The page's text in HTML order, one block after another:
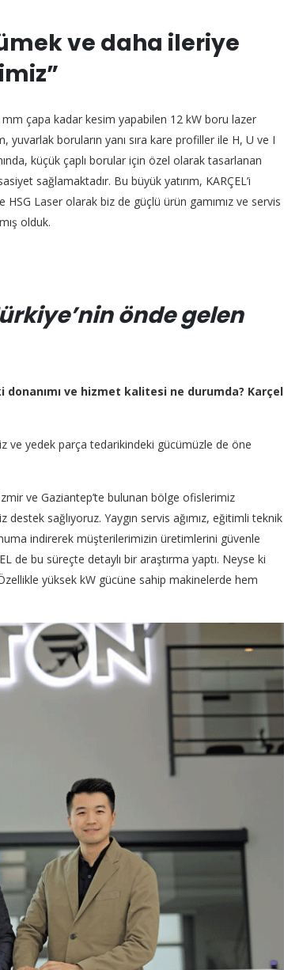
ve daha ileriye
çapa kadar kesim yapabilen 12 kW boru lazer
boruların yanı sıra kare profiller ile H, U ve I
küçük çaplı borular için özel olarak tasarlanan
sağlamaktadır. Bu büyük yatırım, KARÇEL’i
Laser olarak biz de güçlü ürün gamımız ve servis
olduk.
önde gelen
ve hizmet kalitesi ne durumda? Karçel
ve yedek parça tedarikindeki gücümüzle de öne
ve Gaziantep’te bulunan bölge ofislerimiz
sağlıyoruz. Yaygın servis ağımız, eğitimli teknik
indirerek müşterilerimizin üretimlerini güvenle
de bu süreçte detaylı bir araştırma yaptı. Neyse ki
yüksek kW gücüne sahip makinelerde hem